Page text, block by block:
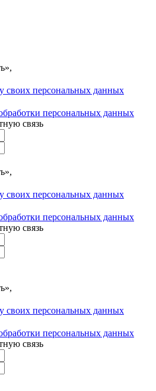
своих персональных данных
персональных данных
связь
своих персональных данных
персональных данных
связь
своих персональных данных
персональных данных
связь